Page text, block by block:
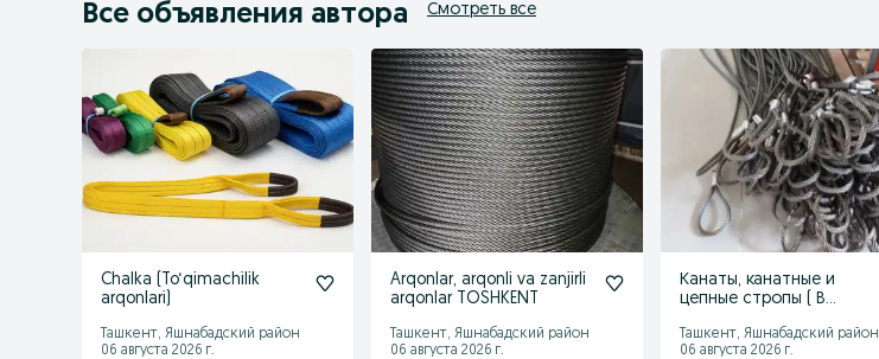
Все объявления автора Смотреть все
Chalka (To‘qimachilik
arqonlari)
Ташкент, Яшнабадский район
06 августа 2026 г.
Arqonlar, arqonli va zanjirli
arqonlar TOSHKENT
Ташкент, Яшнабадский район
06 августа 2026 г.
Канаты, канатные и
цепные стропы ( В
ТАШКЕНТ )
Ташкент, Яшнабадский район
06 августа 2026 г.